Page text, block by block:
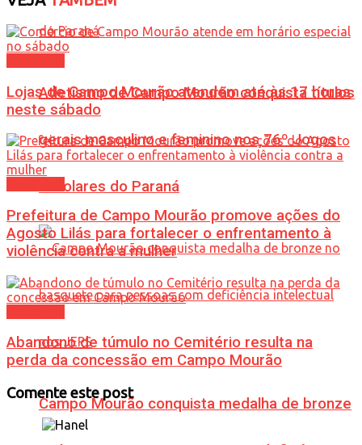
Atletismo de Campo Mourão conquista títulos
gerais masculino e feminino nos 76º Jogos
Escolares do Paraná
Campo Mourão conquista medalha de bronze
Lojas de Campo Mourão atendem até às 17 horas
neste sábado
Prefeitura de Campo Mourão promove ações do
Agosto Lilás para fortalecer o enfrentamento à
violência contra a mulher
Abandono de túmulo no Cemitério resulta na
perda da concessão em Campo Mourão
Comente este post